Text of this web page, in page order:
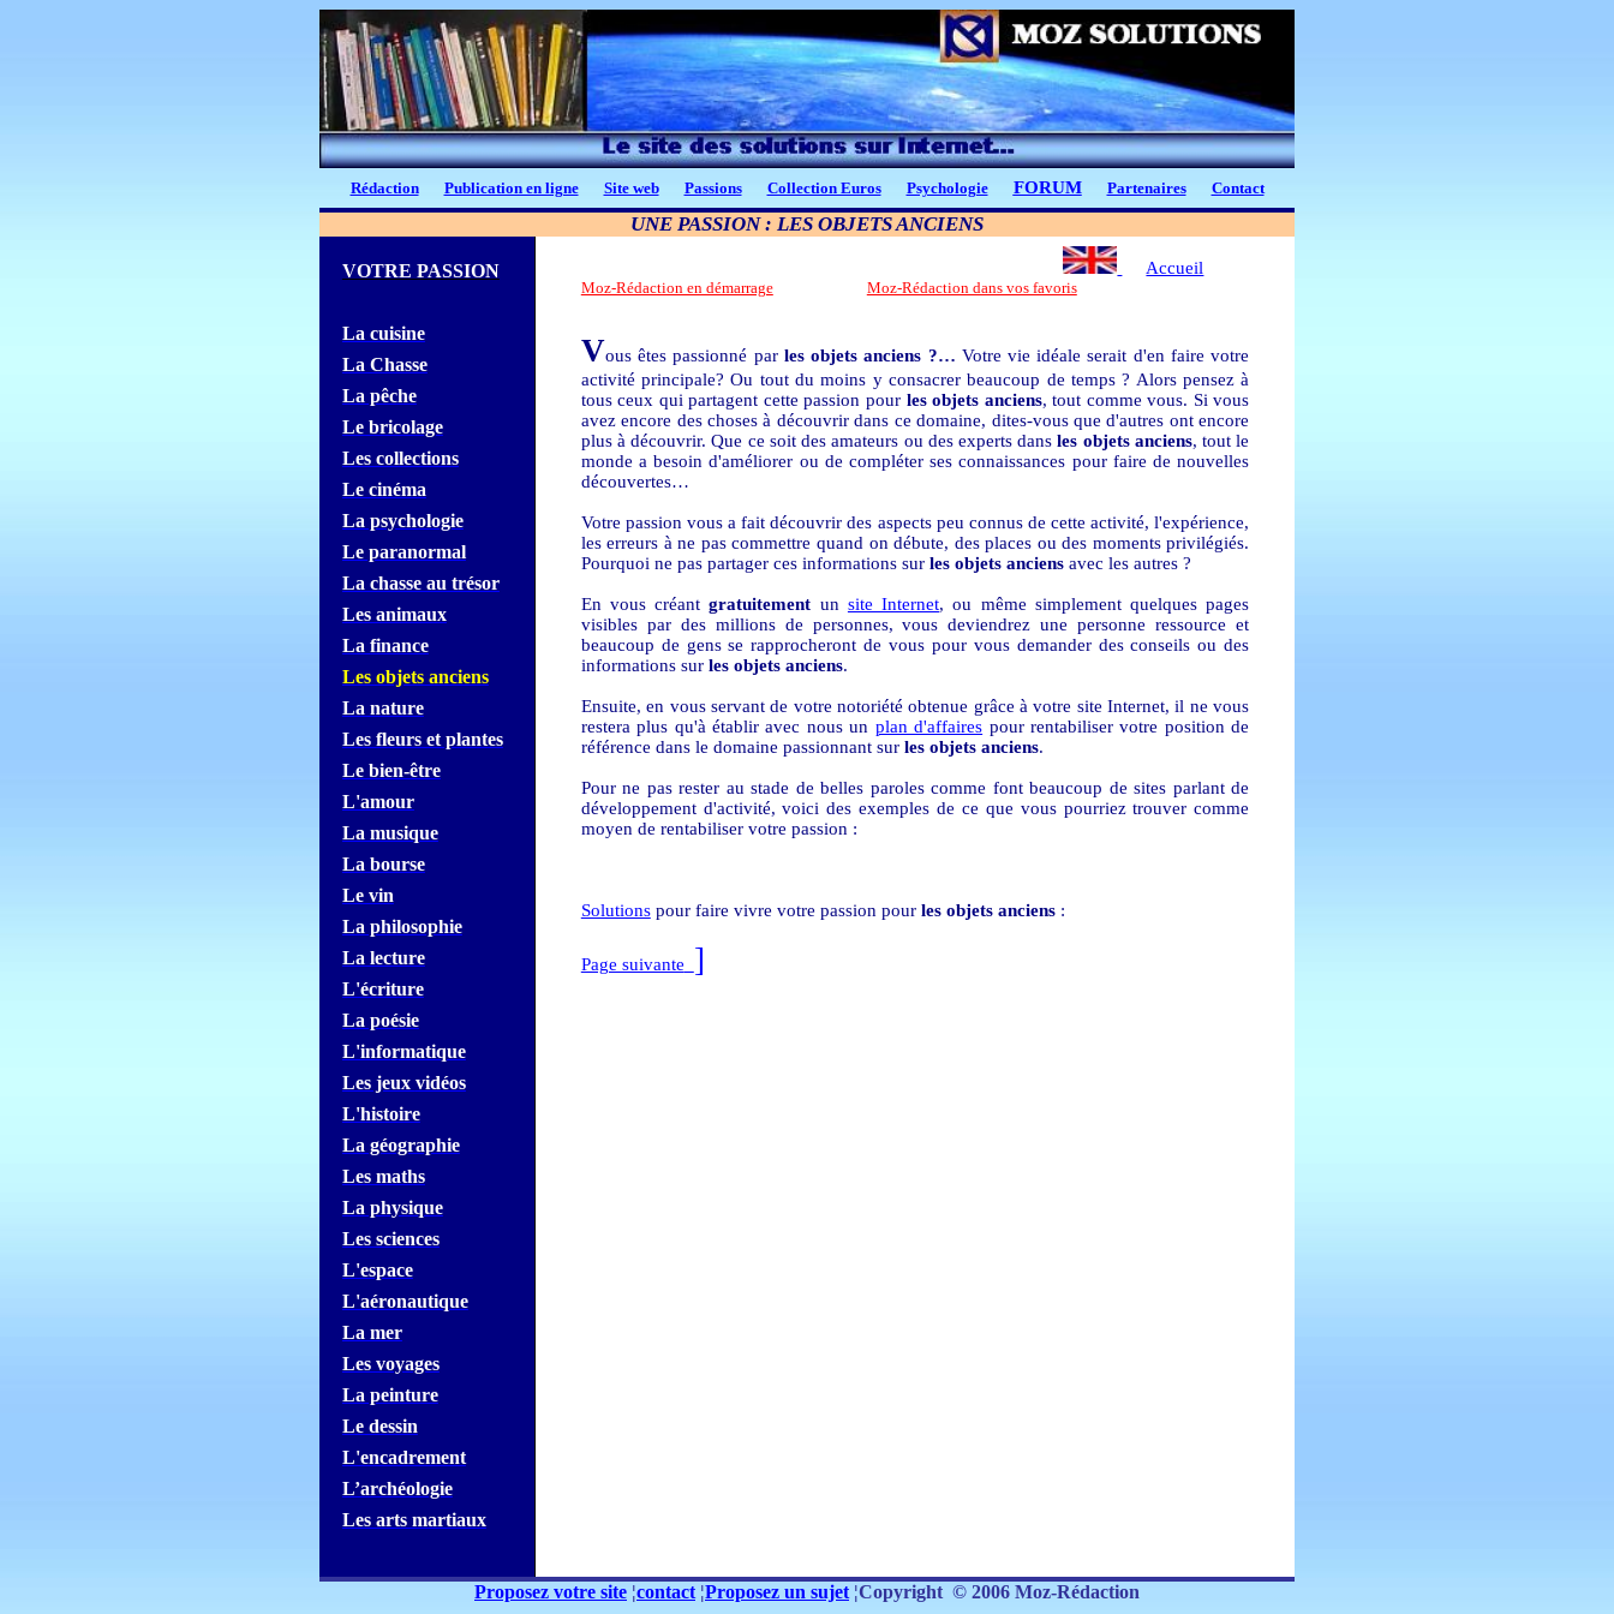
Rédaction Publication en ligne Site web Passions Collection Euros Psychologie FORUM Partenaires Contact
UNE PASSION : LES OBJETS ANCIENS
VOTRE PASSION
La cuisine
La Chasse
La pêche
Le bricolage
Les collections
Le cinéma
La psychologie
Le paranormal
La chasse au trésor
Les animaux
La finance
Les objets anciens
La nature
Les fleurs et plantes
Le bien-être
L'amour
La musique
La bourse
Le vin
La philosophie
La lecture
L'écriture
La poésie
L'informatique
Les jeux vidéos
L'histoire
La géographie
Les maths
La physique
Les sciences
L'espace
L'aéronautique
La mer
Les voyages
La peinture
Le dessin
L'encadrement
L’archéologie
Les arts martiaux
Accueil
Moz-Rédaction en démarrage Moz-Rédaction dans vos favoris
Vous êtes passionné par les objets anciens ?… Votre vie idéale serait d'en faire votre
activité principale? Ou tout du moins y consacrer beaucoup de temps ? Alors pensez à
tous ceux qui partagent cette passion pour les objets anciens, tout comme vous. Si vous
avez encore des choses à découvrir dans ce domaine, dites-vous que d'autres ont encore
plus à découvrir. Que ce soit des amateurs ou des experts dansles objets anciens, tout le
monde a besoin d'améliorer ou de compléter ses connaissances pour faire de nouvelles
découvertes…
Votre passion vous a fait découvrir des aspects peu connus de cette activité, l'expérience,
les erreurs à ne pas commettre quand on débute, des places ou des moments privilégiés.
Pourquoi ne pas partager ces informations sur les objets anciensavec les autres ?
En vous créantgratuitement un site Internet, ou même simplement quelques pages
visibles par des millions de personnes, vous deviendrez une personne ressource et
beaucoup de gens se rapprocheront de vous pour vous demander des conseils ou des
informations sur les objets anciens.
Ensuite, en vous servant de votre notoriété obtenue grâce à votre site Internet, il ne vous
restera plus qu'à établir avec nous un plan d'affaires pour rentabiliser votre position de
référence dans le domaine passionnant sur les objets anciens.
Pour ne pas rester au stade de belles paroles comme font beaucoup de sites parlant de
développement d'activité, voici des exemples de ce que vous pourriez trouver comme
moyen de rentabiliser votre passion :
Solutionspour faire vivre votre passion pour les objets anciens:
Page suivante ]
Proposez votre site ¦contact ¦Proposez un sujet ¦Copyright © 2006 Moz-Rédaction